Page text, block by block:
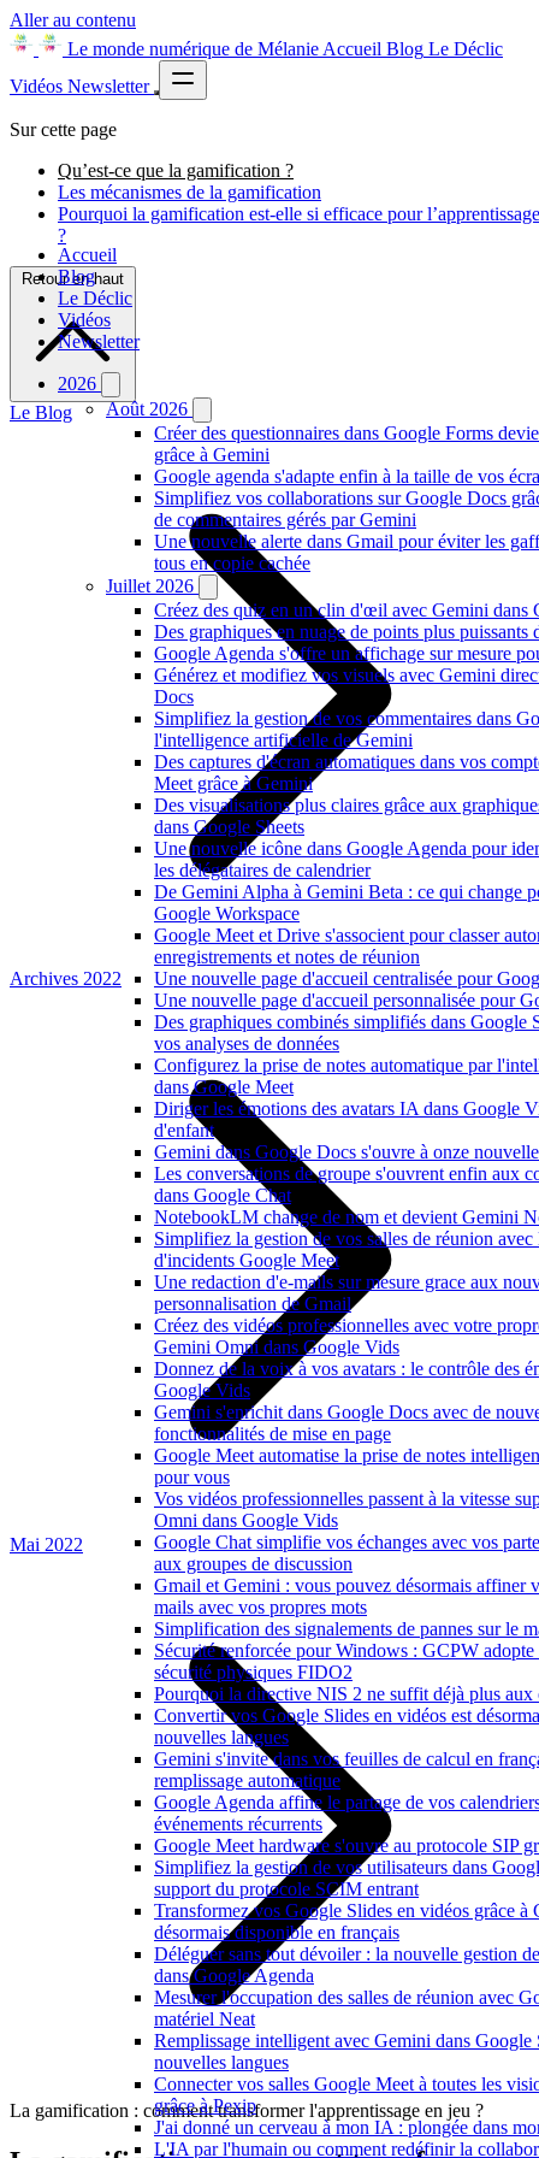
Aller au contenu
Le monde numérique de Mélanie Accueil Blog Le Déclic
Vidéos Newsletter
Accueil
Blog
Le Déclic
Vidéos
Newsletter
2026
Août 2026
Créer des questionnaires dans Google Forms
grâce à Gemini
Google agenda s'adapte enfin à la taille de vos
Simplifiez vos collaborations sur Google Docs
de commentaires gérés par Gemini
Une nouvelle alerte dans Gmail pour éviter les
tous en copie cachée
Juillet 2026
Créez des quiz en un clin d'œil avec Gemini dans
Des graphiques en nuage de points plus puissants
Google Agenda s'offre un affichage sur mesure
Générez et modifiez vos visuels avec Gemini
Docs
Simplifiez la gestion de vos commentaires dans
l'intelligence artificielle de Gemini
Des captures d'écran automatiques dans vos
Meet grâce à Gemini
Des visualisations plus claires grâce aux
dans Google Sheets
Une nouvelle icône dans Google Agenda pour
les délégataires de calendrier
De Gemini Alpha à Gemini Beta : ce qui change
Google Workspace
Google Meet et Drive s'associent pour classer
enregistrements et notes de réunion
Une nouvelle page d'accueil centralisée pour
Une nouvelle page d'accueil personnalisée pour
Des graphiques combinés simplifiés dans Google
vos analyses de données
Configurez la prise de notes automatique par
dans Google Meet
Diriger les émotions des avatars IA dans Google
d'enfant
Gemini dans Google Docs s'ouvre à onze
Les conversations de groupe s'ouvrent enfin aux
dans Google Chat
NotebookLM change de nom et devient Gemini
Simplifiez la gestion de vos salles de réunion avec
d'incidents Google Meet
Une redaction d'e-mails sur mesure grace aux
personnalisation de Gmail
Créez des vidéos professionnelles avec votre
Gemini Omni dans Google Vids
Donnez de la voix à vos avatars : le contrôle des
Google Vids
Gemini s'enrichit dans Google Docs avec de
fonctionnalités de mise en page
Google Meet automatise la prise de notes
pour vous
Vos vidéos professionnelles passent à la vitesse
Omni dans Google Vids
Google Chat simplifie vos échanges avec vos
aux groupes de discussion
Gmail et Gemini : vous pouvez désormais affiner
mails avec vos propres mots
Simplification des signalements de pannes sur le
Sécurité renforcée pour Windows : GCPW adopte
sécurité physiques FIDO2
Pourquoi la directive NIS 2 ne suffit déjà plus aux
Convertir vos Google Slides en vidéos est
nouvelles langues
Gemini s'invite dans vos feuilles de calcul en
remplissage automatique
Google Agenda affine le partage de vos
événements récurrents
Google Meet hardware s'ouvre au protocole SIP
Simplifiez la gestion de vos utilisateurs dans
support du protocole SCIM entrant
Transformez vos Google Slides en vidéos grâce à
désormais disponible en français
Déléguer sans tout dévoiler : la nouvelle gestion
dans Google Agenda
Mesurer l'occupation des salles de réunion avec
matériel Neat
Remplissage intelligent avec Gemini dans Google
nouvelles langues
Connecter vos salles Google Meet à toutes les
grâce à Pexip
J'ai donné un cerveau à mon IA : plongée dans
L'IA par l'humain ou comment redéfinir la
Sur cette page
Qu’est-ce que la gamification ?
Les mécanismes de la gamification
Pourquoi la gamification est-elle si efficace pour l’apprentissage
?
Retour en haut
Le Blog
Archives 2022
Mai 2022
La gamification : comment transformer l'apprentissage en jeu ?